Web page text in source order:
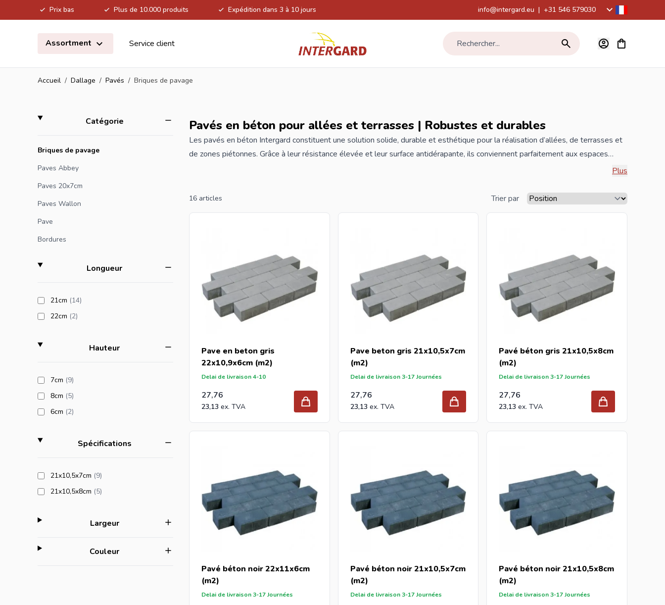
Prix bas Plus de 10.000 produits Expédition dans 3 à 10 jours info@intergard.eu | +31 546 579030
Assortment
Service client Rechercher... Voir le
Accueil / Dallage / Pavés / Briques de pavage
Skip to product list
Catégoriefilter
Briques de pavage
Paves Abbey
Paves 20x7cm
Paves Wallon
Pave
Bordures
Longueurfilter
21cm (14products available
)
22cm (2products available
)
Hauteurfilter
7cm (9products available
)
8cm (5products available
)
6cm (2products available
)
Spécificationsfilter
21x10,5x7cm (9products available
)
21x10,5x8cm (5products available
)
Largeurfilter
Couleurfilter
Pavés en béton pour allées et terrasses | Robustes et durables
Les pavés en béton Intergard constituent une solution solide, durable et esthétique pour la réalisation d’allées, de terrasses et
de zones piétonnes. Grâce à leur résistance élevée et leur surface antidérapante, ils conviennent parfaitement aux espaces
matériaux naturels tels que le granit et le basalte et sont pourvus d'un revêtement spécial contre l'usure prématurée. Les
et vous recevrez un devis entièrement gratuit le même jour.
Si vous êtes grossiste et vous achetez des briques de pavage par palette, envoyez votre demande à info@intergard.euvous
recevrez une offre avec notre meilleur prix.
Plus
16 articles Trier par
Pave en beton gris
22x10,9x6cm (m2)
Delai de livraison 4-10
27,76
23,13
Pave beton gris 21x10,5x7cm
(m2)
Delai de livraison 3-17 Journées
27,76
23,13
Pavé béton gris 21x10,5x8cm
(m2)
Delai de livraison 3-17 Journées
27,76
23,13
Pavé béton noir 22x11x6cm
(m2)
Delai de livraison 3-17 Journées
Pavé béton noir 21x10,5x7cm
(m2)
Delai de livraison 3-17 Journées
Pavé béton noir 21x10,5x8cm
(m2)
Delai de livraison 3-17 Journées